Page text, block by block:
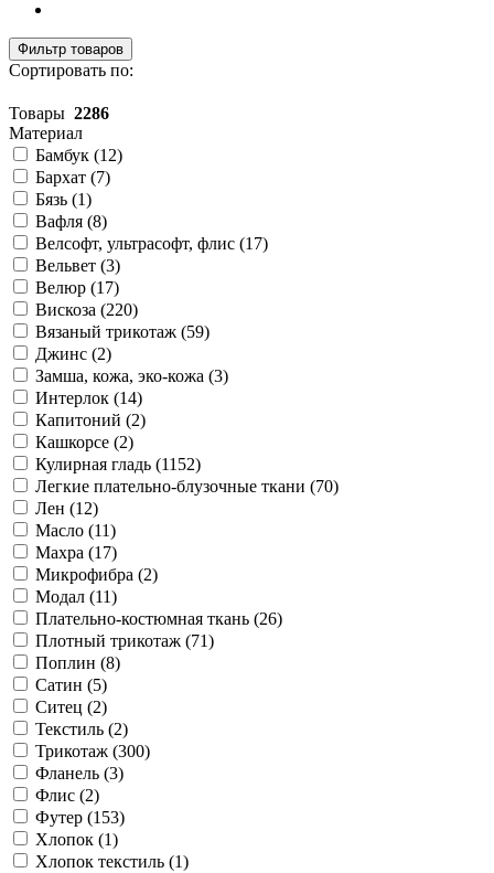
Фильтр товаров
Сортировать по:
Товары 2286
Материал
Бамбук (12)
Бархат (7)
Бязь (1)
Вафля (8)
Велсофт, ультрасофт, флис (17)
Вельвет (3)
Велюр (17)
Вискоза (220)
Вязаный трикотаж (59)
Джинс (2)
Замша, кожа, эко-кожа (3)
Интерлок (14)
Капитоний (2)
Кашкорсе (2)
Кулирная гладь (1152)
Легкие плательно-блузочные ткани (70)
Лен (12)
Масло (11)
Махра (17)
Микрофибра (2)
Модал (11)
Плательно-костюмная ткань (26)
Плотный трикотаж (71)
Поплин (8)
Сатин (5)
Ситец (2)
Текстиль (2)
Трикотаж (300)
Фланель (3)
Флис (2)
Футер (153)
Хлопок (1)
Хлопок текстиль (1)